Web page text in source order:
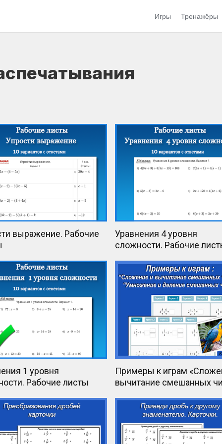
Игры Тренажёры
выражение. Рабочие
Уравнения 4 уровня
сложности. Рабочие
1 уровня
Рабочие листы
Примеры к играм
вычитание смешанных
смешанных чисел»